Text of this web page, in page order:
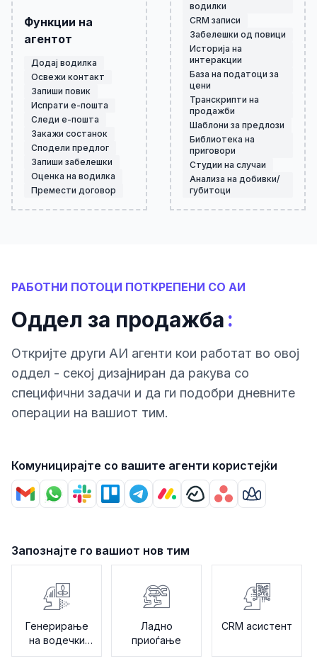
Функции на
агентот
Додај водилка
Освежи контакт
Запиши повик
Испрати е-пошта
Следи е-пошта
Закажи состанок
Сподели предлог
Запиши забелешки
Оценка на водилка
Премести договор
водилки
CRM записи
Забелешки од повици
Историја на
интеракции
База на податоци за
цени
Транскрипти на
продажби
Шаблони за предлози
Библиотека на
приговори
Студии на случаи
Анализа на добивки/
губитоци
РАБОТНИ ПОТОЦИ ПОТКРЕПЕНИ СО АИ
Оддел за продажба:
Откриjте други АИ агенти кои работат во овој
оддел - секој дизајниран да ракува со
специфични задачи и да ги подобри дневните
операции на вашиот тим.
Комуницирајте со вашите агенти користејќи
Запознајте го вашиот нов тим
Генерирање
на водечки
клиенти
Ладно
приоѓање
CRM асистент